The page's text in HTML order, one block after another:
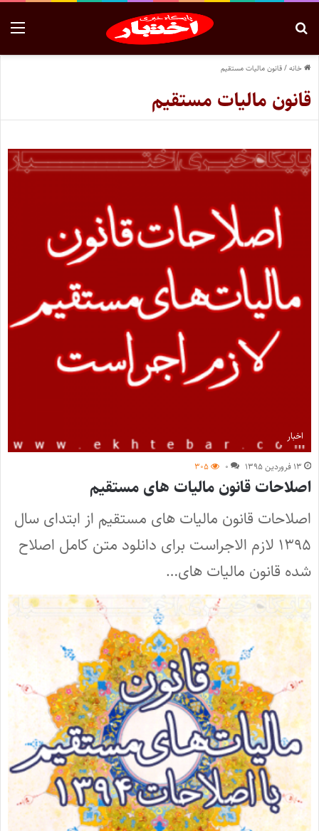
خانه/قانون مالیات مستقیم
قانون مالیات مستقیم
اخبار
۱۳ فروردین ۱۳۹۵ ۰ ۳۰۵
اصلاحات قانون مالیات های مستقیم
اصلاحات قانون مالیات های مستقیم از ابتدای سال
۱۳۹۵ لازم الاجراست برای دانلود متن کامل اصلاح
شده قانون مالیات های…